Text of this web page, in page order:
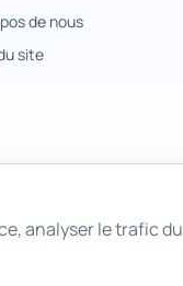
de nous
site
analyser le trafic du